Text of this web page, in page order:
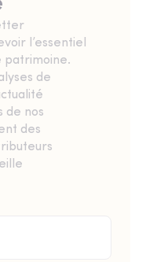
l’essentiel
patrimoine.
de
de nos
des